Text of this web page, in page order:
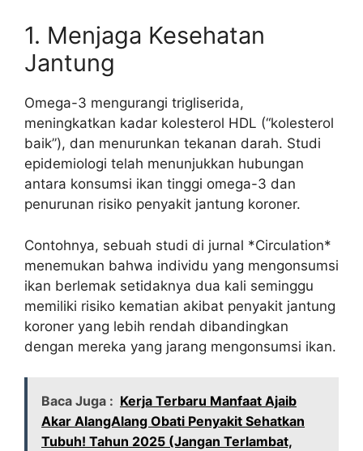
1. Menjaga Kesehatan
Jantung
Omega-3 mengurangi trigliserida,
meningkatkan kadar kolesterol HDL (“kolesterol
baik”), dan menurunkan tekanan darah. Studi
epidemiologi telah menunjukkan hubungan
antara konsumsi ikan tinggi omega-3 dan
penurunan risiko penyakit jantung koroner.
Contohnya, sebuah studi di jurnal *Circulation*
menemukan bahwa individu yang mengonsumsi
ikan berlemak setidaknya dua kali seminggu
memiliki risiko kematian akibat penyakit jantung
koroner yang lebih rendah dibandingkan
dengan mereka yang jarang mengonsumsi ikan.
Baca Juga : Kerja Terbaru Manfaat Ajaib
Akar AlangAlang Obati Penyakit Sehatkan
Tubuh! Tahun 2025 (Jangan Terlambat,